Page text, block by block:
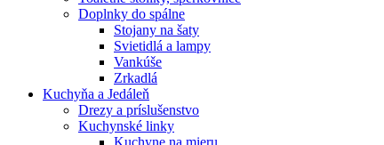
Doplnky do spálne
Stojany na šaty
Svietidlá a lampy
Vankúše
Zrkadlá
Kuchyňa a Jedáleň
Drezy a príslušenstvo
Kuchynské linky
Kuchyne na mieru